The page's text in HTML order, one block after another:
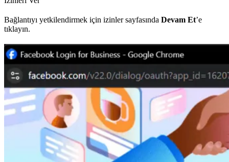
Bağlantıyı yetkilendirmek için izinler sayfasında Devam Et’e
tıklayın.